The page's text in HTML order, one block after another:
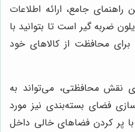
جامع، ارائه اطلاعات
ضربه گیر است تا بتوانید با
برای محافظت از کالاهای خود
نقش محافظتی، می‌تواند به
فضای بسته‌بندی نیز مورد
پر کردن فضاهای خالی داخل